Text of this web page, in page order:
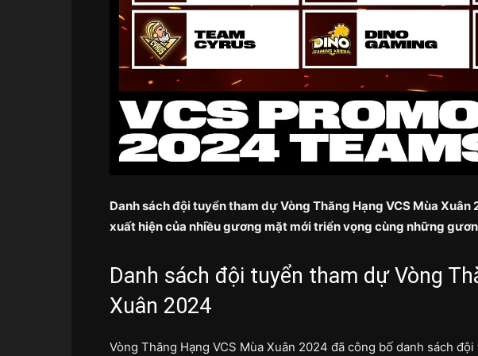
Danh sách đội tuyển tham dự Vòng Thăng Hạng VCS Mùa
xuất hiện của nhiều gương mặt mới triển vọng cùng những
Danh sách đội tuyển tham dự Vòng
Xuân 2024
Vòng Thăng Hạng VCS Mùa Xuân 2024 đã công bố danh sách